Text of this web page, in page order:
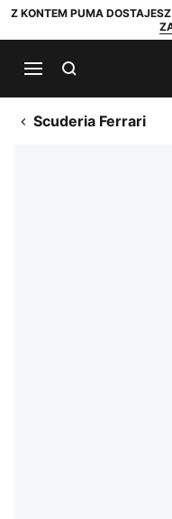
Z KONTEM PUMA
Scuderia Ferrari